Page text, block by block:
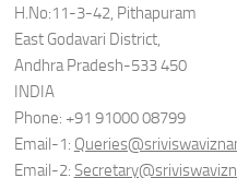
H.No:11-3-42, Pithapuram
East Godavari District,
Andhra Pradesh-533 450
INDIA
Phone: +91 91000 08799
Email-1:
Email-2: